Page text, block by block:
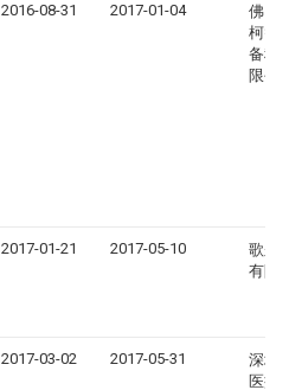
2016-08-31 2017-01-04
佛山
柯智
备科
限公
2017-01-21 2017-05-10
歌尔
有限
2017-03-02 2017-05-31
深圳
医疗